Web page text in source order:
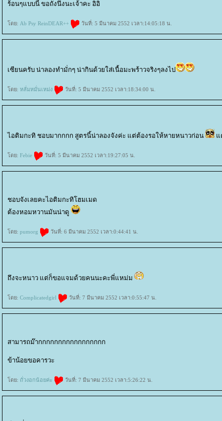
ร้อนๆแบบนี้ ขอถังนึงนะเจ้าคะ อิอิ
ดย: Ab Psy ReinDEAR++ วันที่: 5 มีนาคม 2552 เวลา:14:05:18 น.
เซียนครับ น่าลองทำมั่กๆ น่ากินด้วยใส่เนื้อมะพร้าวจริงๆลงไป
ดย: หลั่มหมั่นเหม่ง วันที่: 5 มีนาคม 2552 เวลา:18:34:00 น.
ไอติมกะทิ ชอบมากกกก สูตรนี้น่าลองจังค่ะ แต่ต้องรอให้หายหนาวก่อน ต่
ดย: Febie วันที่: 5 มีนาคม 2552 เวลา:19:27:05 น.
ชอบจังเลยคะไอติมกะทิโฮมเมด
ต้องหอมหวานมันน่าดู
ดย: pumorg วันที่: 6 มีนาคม 2552 เวลา:0:44:41 น.
ถึงจะหนาว แต่ก็ขอแจมด้วยคนนะคะพี่แหม่ม
ดย: Complicatedgirl วันที่: 7 มีนาคม 2552 เวลา:0:55:47 น.
สามารถม๊ากกกกกกกกกกกกกกกกก
ข้าน้อยขอคารวะ
ดย: ถั่วงอกน้อยค่ะ วันที่: 7 มีนาคม 2552 เวลา:5:26:22 น.